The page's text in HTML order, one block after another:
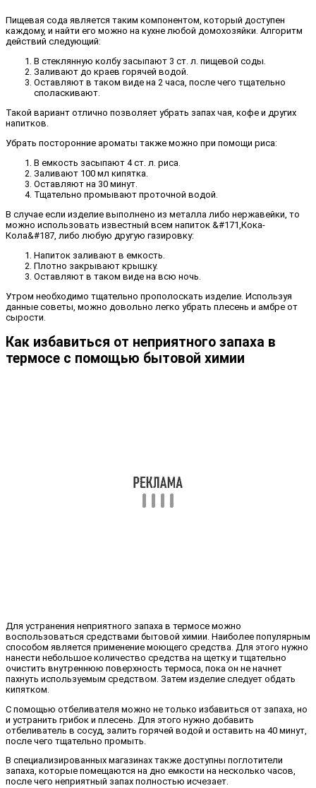
Пищевая сода является таким компонентом, который доступен
каждому, и найти его можно на кухне любой домохозяйки. Алгоритм
действий следующий:
В стеклянную колбу засыпают 3 ст. л. пищевой соды.
Заливают до краев горячей водой.
Оставляют в таком виде на 2 часа, после чего тщательно
споласкивают.
Такой вариант отлично позволяет убрать запах чая, кофе и других
напитков.
Убрать посторонние ароматы также можно при помощи риса:
В емкость засыпают 4 ст. л. риса.
Заливают 100 мл кипятка.
Оставляют на 30 минут.
Тщательно промывают проточной водой.
В случае если изделие выполнено из металла либо нержавейки, то
можно использовать известный всем напиток &#171,Кока-
Кола&#187, либо любую другую газировку:
Напиток заливают в емкость.
Плотно закрывают крышку.
Оставляют в таком виде на всю ночь.
Утром необходимо тщательно прополоскать изделие. Используя
данные советы, можно довольно легко убрать плесень и амбре от
сырости.
Как избавиться от неприятного запаха в
термосе с помощью бытовой химии
Для устранения неприятного запаха в термосе можно
воспользоваться средствами бытовой химии. Наиболее популярным
способом является применение моющего средства. Для этого нужно
нанести небольшое количество средства на щетку и тщательно
очистить внутреннюю поверхность термоса, пока он не начнет
пахнуть используемым средством. Затем изделие следует обдать
кипятком.
С помощью отбеливателя можно не только избавиться от запаха, но
и устранить грибок и плесень. Для этого нужно добавить
отбеливатель в сосуд, залить горячей водой и оставить на 40 минут,
после чего тщательно промыть.
В специализированных магазинах также доступны поглотители
запаха, которые помещаются на дно емкости на несколько часов,
после чего неприятный запах полностью исчезает.